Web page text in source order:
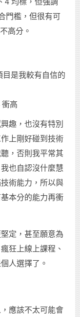
4 均標，但強調
門檻，但很有可
高分。
是我較有自信的
衝高
趣，也沒有特別
上剛好碰到技術
，否則我平常其
也自認沒什麼慧
術能力，所以與
本分的能力再衝
定，甚至願意為
狂上線上課程、
人選擇了。
應該不太可能會